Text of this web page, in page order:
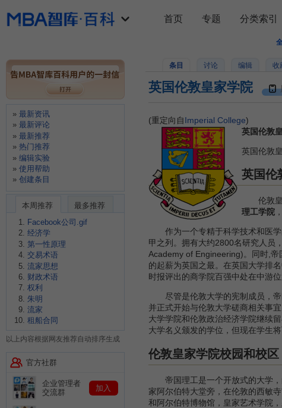
条目 讨论 编辑 收
英国伦敦皇家学院
(重定向自Imperial College)
英国伦敦
英国伦敦
英国伦
伦敦皇
理工学院
作为一个专精于科学技术和医学
甲之列。拥有大约2800名研究人员
Academy of Engineering)。同时,
的起薪为英国之最。在英国大学排
时报评出的商学院百强中处在中游位
尽管是伦敦大学的宪制成员，帝
并正式开始与伦敦大学磋商相关事
大学学院和伦敦政治经济学院继续
大学名义颁发的学位，但现在学生
伦敦皇家学院校园和校区
帝国理工是一个开放式的大学，
家阿尔伯特大堂旁，在伦敦的西敏
和阿尔伯特博物馆，皇家艺术学院
首页 专题 分类索引
最新资讯
最新评论
最新推荐
热门推荐
编辑实验
使用帮助
创建条目
本周推荐
最多推荐
Facebook公司.gif
经济学
第一性原理
交易术语
流家思想
财政术语
权利
朱明
流家
租船合同
以上内容根据网友推荐自动排序生成
官方社群
企业管理者
交流群
加入